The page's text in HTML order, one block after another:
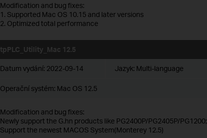
Modification and bug fixes:
1. Supported Mac OS 10.15 and later versions
2. Optimized total performance
tpPLC_Utility_Mac 12.5
Datum vydání: 2022-09-14 Jazyk: Multi-language
Operační systém: Mac OS 12.5
Modification and bug fixes:
Newly support the G.hn products like PG2400P/PG2405P/PG1200;
Support the newest MACOS System(Monterey 12.5)